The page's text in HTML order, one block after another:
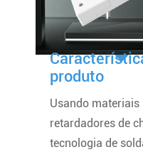
produto
Usando materiais
retardadores de
tecnologia de